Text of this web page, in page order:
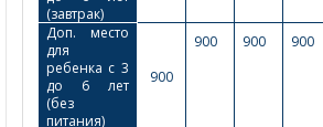
(завтрак)
Доп. место
для
ребенка с 3
до 6 лет
(без
питания)
900
900 900 900